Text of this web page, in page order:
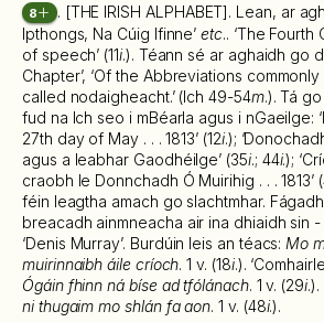
8
. [THE IRISH ALPHABET]. Lean, ar
Ipthongs, Na Cúig Ifinne’etc.. ‘The
of speech’ (11i.). Téann sé ar aghaidh go
Chapter’, ‘Of the Abbreviations
called nodaigheacht.’ (lch 49-54m.). Tá
fud na lch seo i mBéarla agus i nGaeilge:
27th day of May . . . 1813’ (12i.);
agus a leabhar Gaodhéilge’ (35i.; 44i.);
craobh le Donnchadh Ó Muirihig . . . 1813’
féin leagtha amach go slachtmhar.
breacadh ainmneacha air ina dhiaidh sin -
‘Denis Murray’. Burdúin leis an téacs: Mo
muirinnaibh áile críoch. 1 v. (18i.).
Ógáin fhinn ná bíse ad tfólánach. 1 v. (29i.).
ni thugaim mo shlán fa aon. 1 v. (48i.).